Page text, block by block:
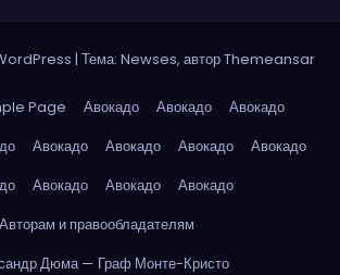
| Тема: Newses, авторThemeansar
Page Авокадо Авокадо
Авокадо
Авокадо Авокадо Авокадо
Авокадо
Авокадо Авокадо
Авокадо
Авторам и правообладателям
Дюма — Граф Монте-Кристо